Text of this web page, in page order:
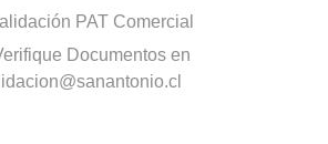
PAT Comercial
Documentos en